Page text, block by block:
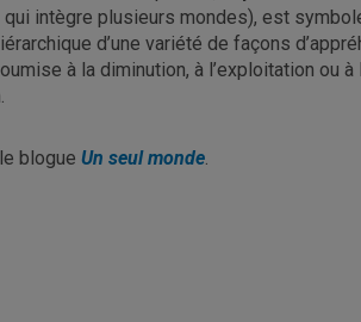
qui intègre plusieurs mondes), est
d’une variété de façons
à la diminution, à l’exploitation ou
blogue Un seul monde.